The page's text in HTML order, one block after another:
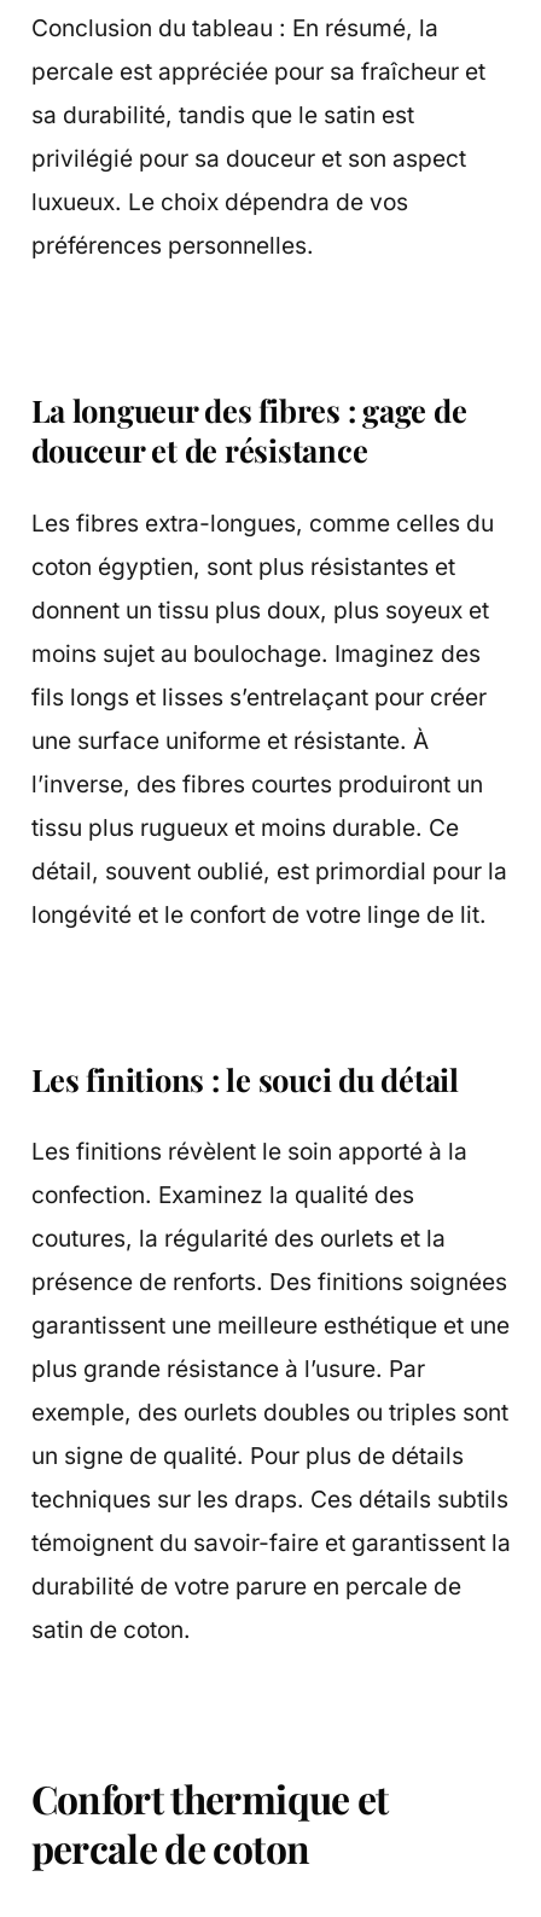
Conclusion du tableau : En résumé, la
percale est appréciée pour sa fraîcheur et
sa durabilité, tandis que le satin est
privilégié pour sa douceur et son aspect
luxueux. Le choix dépendra de vos
préférences personnelles.
La longueur des fibres : gage de
douceur et de résistance
Les fibres extra-longues, comme celles du
coton égyptien, sont plus résistantes et
donnent un tissu plus doux, plus soyeux et
moins sujet au boulochage. Imaginez des
fils longs et lisses s’entrelaçant pour créer
une surface uniforme et résistante. À
l’inverse, des fibres courtes produiront un
tissu plus rugueux et moins durable. Ce
détail, souvent oublié, est primordial pour la
longévité et le confort de votre linge de lit.
Les finitions : le souci du détail
Les finitions révèlent le soin apporté à la
confection. Examinez la qualité des
coutures, la régularité des ourlets et la
présence de renforts. Des finitions soignées
garantissent une meilleure esthétique et une
plus grande résistance à l’usure. Par
exemple, des ourlets doubles ou triples sont
un signe de qualité. Pour plus de détails
techniques sur les draps. Ces détails subtils
témoignent du savoir-faire et garantissent la
durabilité de votre parure en percale de
satin de coton.
Confort thermique et
percale de coton